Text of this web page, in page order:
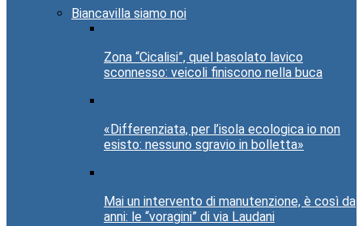
Biancavilla siamo noi
Zona “Cicalisi”, quel basolato lavico
sconnesso: veicoli finiscono nella buca
«Differenziata, per l’isola ecologica io non
esisto: nessuno sgravio in bolletta»
Mai un intervento di manutenzione, è così da
anni: le “voragini” di via Laudani